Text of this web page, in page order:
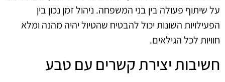
על שיתוף פעולה בין בני המשפחה. ניהול זמן נכון בין
הפעילויות השונות יכול להבטיח שהטיול יהיה מהנה ומלא
חוויות לכל הגילאים.
חשיבות יצירת קשרים עם טבע